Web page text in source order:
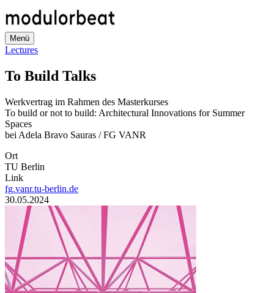
zum
Inhalt
Menü
Lectures
To Build Talks
Werkvertrag im Rahmen des Masterkurses
To build or not to build: Architectural Innovations for Summer
Spaces
bei Adela Bravo Sauras / FG VANR
Ort
TU Berlin
Link
fg.vanr.tu-berlin.de
Datum
30.05.2024